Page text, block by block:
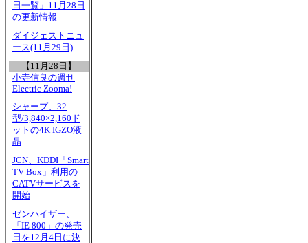
日一覧」11月28日
の更新情報
ダイジェストニュ
ース(11月29日)
【11月28日】
小寺信良の週刊
Electric Zooma!
シャープ、32
型/3,840×2,160ド
ットの4K IGZO液
晶
JCN、KDDI「Smart
TV Box」利用の
CATVサービスを
開始
ゼンハイザー、
「IE 800」の発売
日を12月4日に決